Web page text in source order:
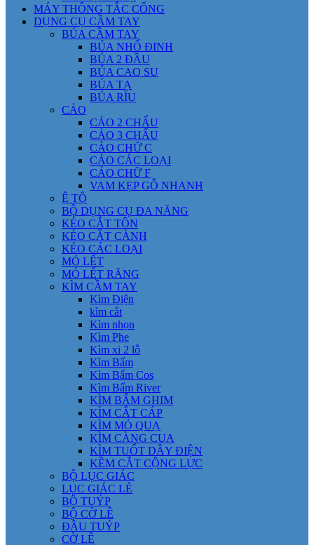
MÁY THÔNG TẮC CỐNG
DỤNG CỤ CẦM TAY
BÚA CẦM TAY
BÚA NHỔ ĐINH
BÚA 2 ĐẦU
BÚA CAO SU
BÚA TẠ
BÚA RÌU
CẢO
CẢO 2 CHẤU
CẢO 3 CHẤU
CẢO CHỮ C
CẢO CÁC LOẠI
CẢO CHỮ F
VAM KẸP GỖ NHANH
Ê TÔ
BỘ DỤNG CỤ ĐA NĂNG
KÉO CẮT TÔN
KÉO CẮT CÀNH
KÉO CÁC LOẠI
MỎ LẾT
MỎ LẾT RĂNG
KÌM CẦM TAY
Kìm Điện
kìm cắt
Kìm nhọn
Kìm Phe
Kìm xi 2 lỗ
Kìm Bấm
Kìm Bấm Cos
Kìm Bấm River
KÌM BẤM GHIM
KÌM CẮT CÁP
KÌM MỎ QUẠ
KÌM CÀNG CUA
KÌM TUỐT DÂY ĐIỆN
KỀM CẮT CỘNG LỰC
BỘ LỤC GIÁC
LỤC GIÁC LẺ
BỘ TUÝP
BỘ CỜ LÊ
ĐẦU TUÝP
CỜ LÊ